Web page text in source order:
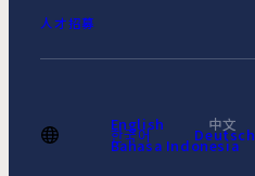
人才招募
English 中文
한국어 Deutsch
Bahasa Indonesia